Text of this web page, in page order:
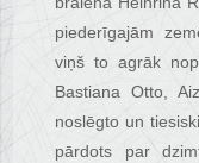
piederīgajām
viņš to agrāk
Bastiana Otto,
noslēgto un
pārdots par